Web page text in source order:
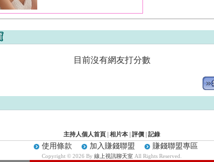
目前沒有網友打分數
主持人個人首頁 相片本 評價 記錄
使用條款 加入賺錢聯盟 賺錢聯盟專區
Copyright © 2026 By 線上視訊聊天室 All Rights Reserved.